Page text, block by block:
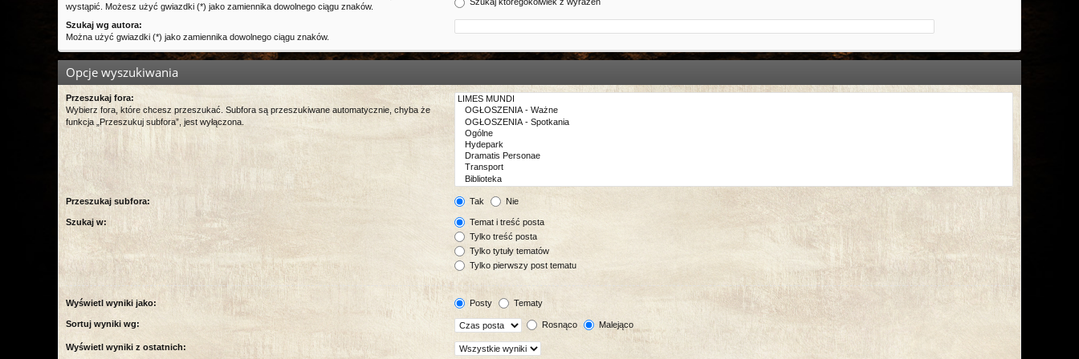
wystąpić. Możesz użyć gwiazdki (*) jako zamiennika dowolnego ciągu znaków.
Szukaj wg autora:
Można użyć gwiazdki (*) jako zamiennika dowolnego ciągu znaków.
Opcje wyszukiwania
Przeszukaj fora:
Wybierz fora, które chcesz przeszukać. Subfora są przeszukiwane automatycznie, chyba że
funkcja „Przeszukuj subfora”, jest wyłączona.
Przeszukaj subfora: Tak Nie
Szukaj w:
Temat i treść posta
Tylko treść posta
Tylko tytuły tematów
Tylko pierwszy post tematu
Wyświetl wyniki jako: Posty Tematy
Sortuj wyniki wg: Rosnąco Malejąco
Wyświetl wyniki z ostatnich: